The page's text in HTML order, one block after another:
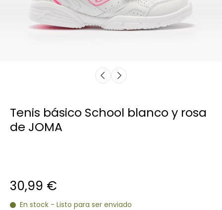
Tenis básico School blanco y rosa
de JOMA
30,99 €
En stock - Listo para ser enviado